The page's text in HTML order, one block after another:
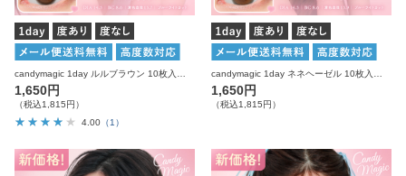
candymagic 1day ルルブラウン 10枚入り キャンディーマジック カラコン
1,650円
（税込1,815円）
4.00 （1）
candymagic 1day ネネヘーゼル 10枚入り キャンディーマジック カラコン
1,650円
（税込1,815円）